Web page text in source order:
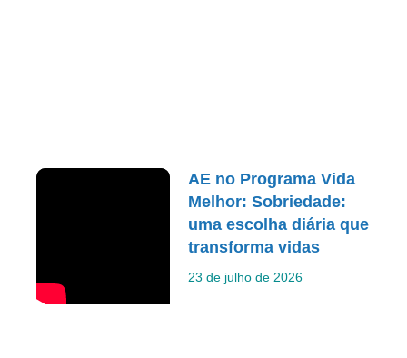
AE no Programa Vida
Melhor: Sobriedade:
uma escolha diária que
transforma vidas
23 de julho de 2026